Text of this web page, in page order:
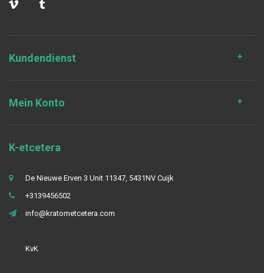
Kundendienst
Mein Konto
K-etcetera
De Nieuwe Erven 3 Unit 11347, 5431NV Cuijk
+3139456502
info@kratometcetera.com
KvK